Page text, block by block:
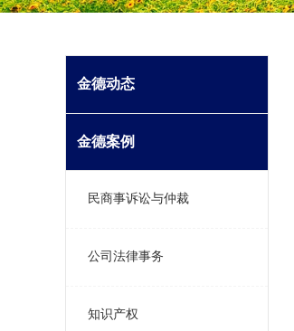
金德动态
金德案例
民商事诉讼与仲裁
公司法律事务
知识产权